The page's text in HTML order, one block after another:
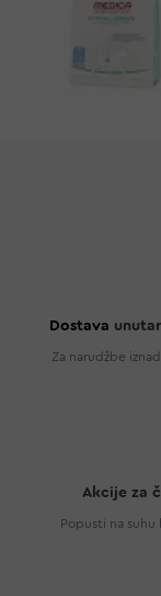
Dostava
Za narudžbe
Akcije za
Popusti na suhu